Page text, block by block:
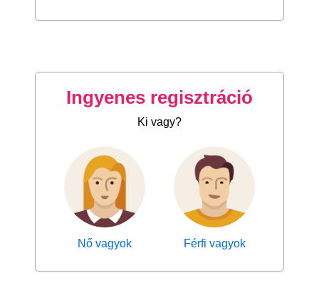
Ingyenes regisztráció
Ki vagy?
Nő vagyok Férfi vagyok